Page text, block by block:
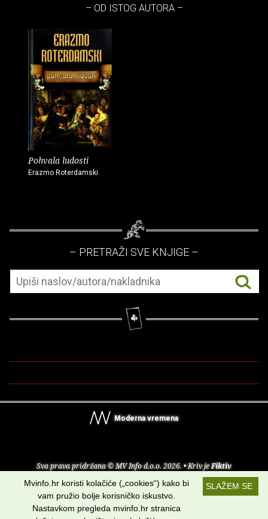
– OD ISTOG AUTORA –
Pohvala ludosti
Erazmo Roterdamski
– PRETRAŽI SVE KNJIGE –
Moderna vremena
Sva prava pridržana © MV Info d.o.o. 2026. • Kriv jeFiktiv
O nama• Pomoć• Uvjeti korištenja•RSS kanali
Potraži nas na:
SLAŽEM SE
Mvinfo.hr koristi kolačiće („cookies“) kako bi
vam pružio bolje korisničko iskustvo.
Nastavkom pregleda mvinfo.hr stranica